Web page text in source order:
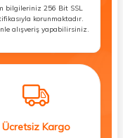
bilgileriniz 256 Bit SSL
korunmaktadır.
alışveriş yapabilirsiniz.
Ücretsiz Kargo